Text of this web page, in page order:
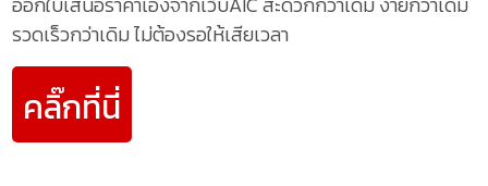
รวดเร็วกว่าเดิม ไม่ต้องรอให้เสียเวลา
คลิ๊กที่นี่